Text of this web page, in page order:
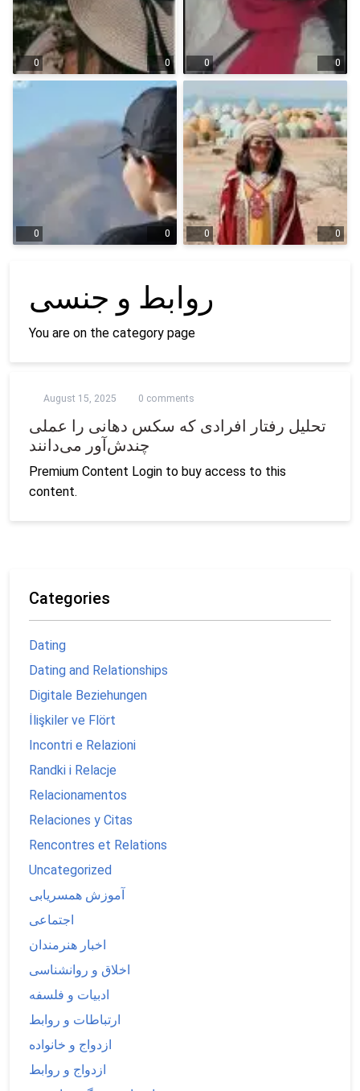
0 0 0 0
0 0 0 0
روابط و جنسی
You are on the category page
August 15, 2025 0 comments
تحلیل رفتار افرادی که سکس دهانی را عملی
چندش‌آور می‌دانند
Premium Content Login to buy access to this
content.
Categories
Dating
Dating and Relationships
Digitale Beziehungen
İlişkiler ve Flört
Incontri e Relazioni
Randki i Relacje
Relacionamentos
Relaciones y Citas
Rencontres et Relations
Uncategorized
آموزش همسریابی
اجتماعی
اخبار هنرمندان
اخلاق و روانشناسی
ادبیات و فلسفه
ارتباطات و روابط
ازدواج و خانواده
ازدواج و روابط